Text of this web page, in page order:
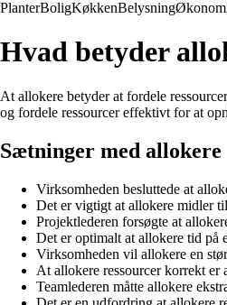
PlanterBoligKøkkenBelysning
Hvad betyder
At allokere betyder at fordele
og fordele ressourcer effektivt for at
Sætninger med allokere
Virksomheden besluttede at
Det er vigtigt at allokere midler
Projektlederen forsøgte at
Det er optimalt at allokere tid på
Virksomheden vil allokere en
At allokere ressourcer korrekt er
Teamlederen måtte allokere